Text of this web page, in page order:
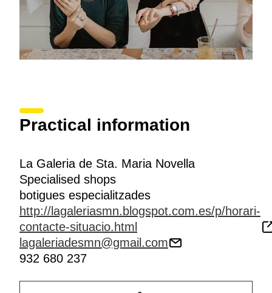
Practical information
La Galeria de Sta. Maria Novella
Specialised shops
botigues especialitzades
http://lagaleriasmn.blogspot.com.es/p/horari-
contacte-situacio.html
lagaleriadesmn@gmail.com
932 680 237